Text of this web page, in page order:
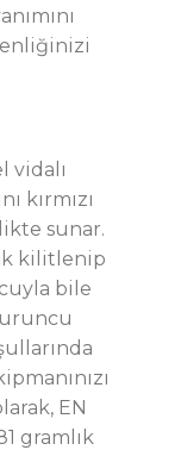
vidalı
kırmızı
sunar.
kilitlenip
bile
EN
gramlık